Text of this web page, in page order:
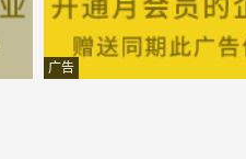
-
-河
广告